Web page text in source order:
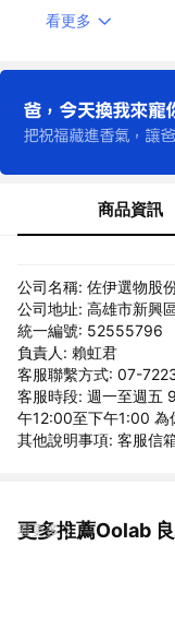
看更多
商品資訊
公司名稱: 佐伊選物股
公司地址: 高雄市新興
統一編號: 52555796
負責人: 賴虹君
客服聯繫方式: 07-
客服時段: 週一至週五
午12:00至下午1:00 為
其他說明事項: 客服信
更多推薦Oolab
看更多